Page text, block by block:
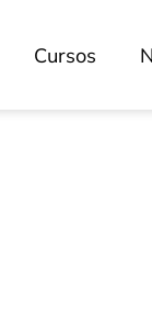
Cursos